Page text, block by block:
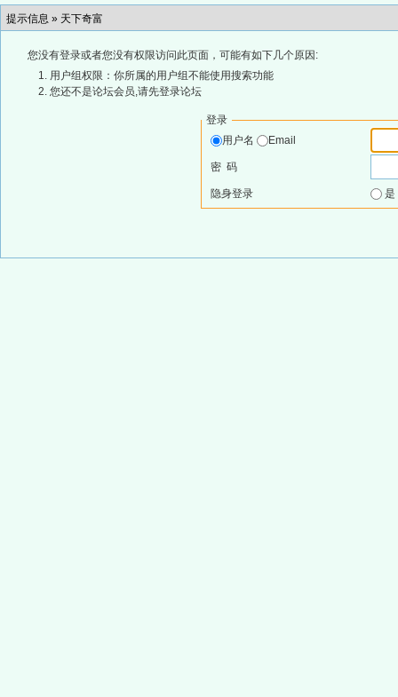
提示信息 » 天下奇富
您没有登录或者您没有权限访问此页面，可能有如下几个原因:
用户组权限：你所属的用户组不能使用搜索功能
您还不是论坛会员,请先登录论坛
登录
用户名
Email
密 码
隐身登录